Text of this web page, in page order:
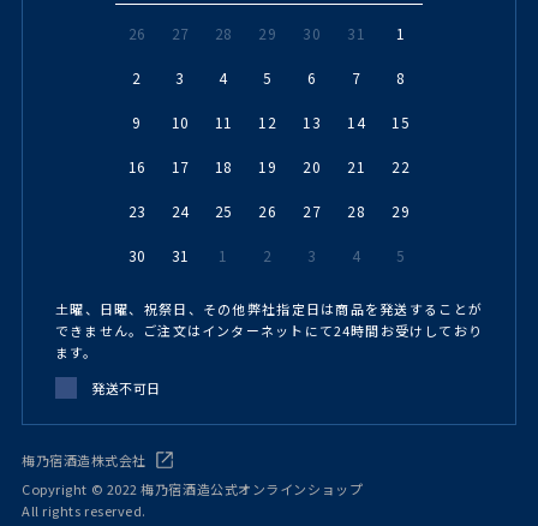
26 27 28 29 30 31 1
2 3 4 5 6 7 8
9 10 11 12 13 14 15
16 17 18 19 20 21 22
23 24 25 26 27 28 29
30 31 1 2 3 4 5
土曜、日曜、祝祭日、その他弊社指定日は商品を発送することが
できません。ご注文はインターネットにて24時間お受けしており
ます。
発送不可日
梅乃宿酒造株式会社
Copyright © 2022 梅乃宿酒造公式オンラインショップ
All rights reserved.